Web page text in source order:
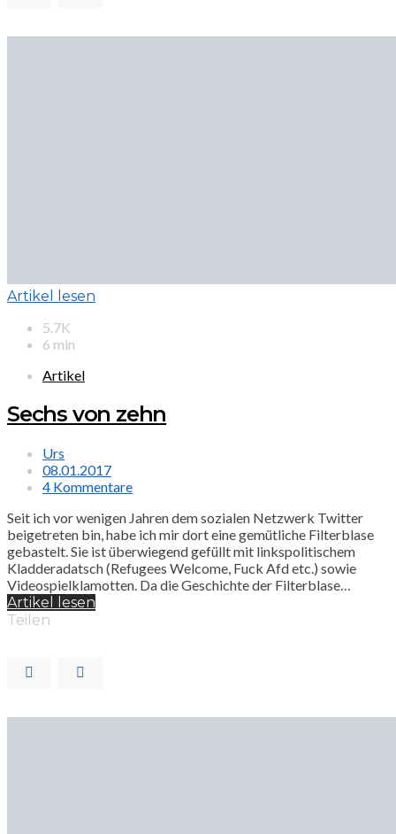
Artikel lesen
5.7K
6 min
Artikel
Sechs von zehn
Urs
08.01.2017
4 Kommentare
Seit ich vor wenigen Jahren dem sozialen Netzwerk Twitter
beigetreten bin, habe ich mir dort eine gemütliche Filterblase
gebastelt. Sie ist überwiegend gefüllt mit linkspolitischem
Kladderadatsch (Refugees Welcome, Fuck Afd etc.) sowie
Videospielklamotten. Da die Geschichte der Filterblase…
Artikel lesen
Teilen